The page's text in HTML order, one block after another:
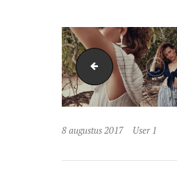
image-5
8 augustus 2017 User 1